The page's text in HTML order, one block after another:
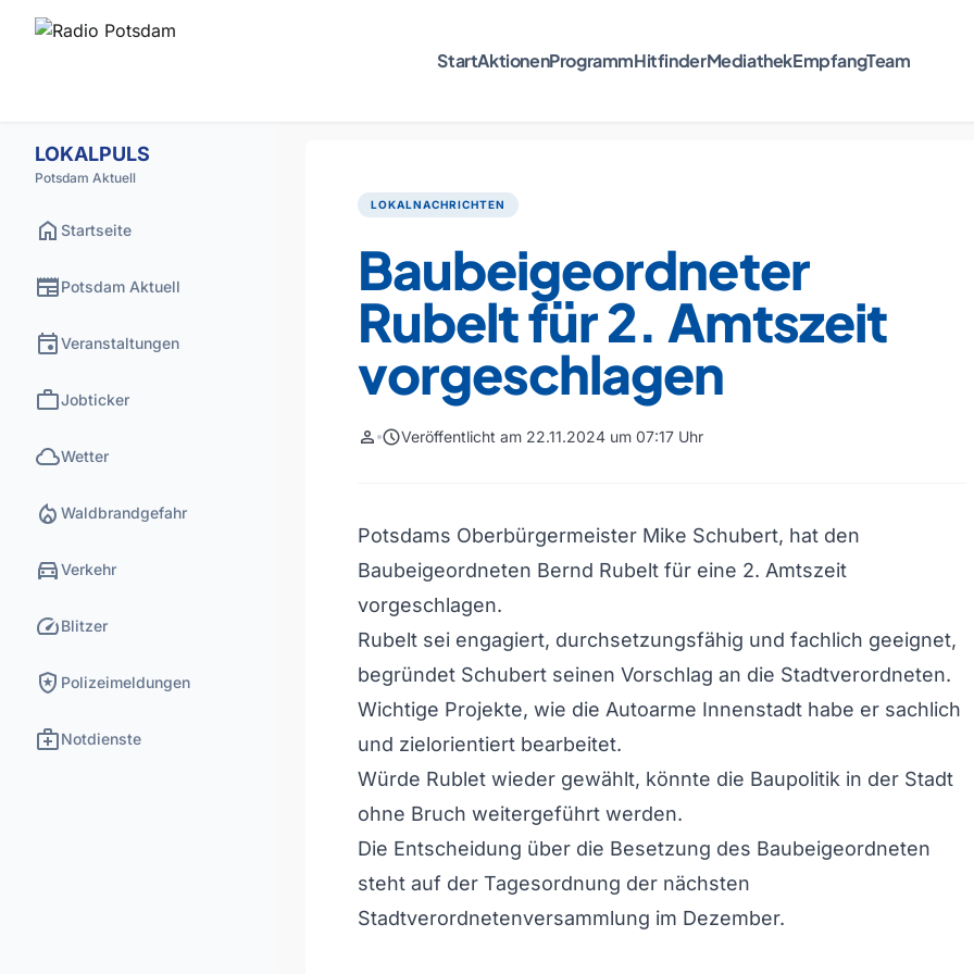
StartAktionenProgrammHitfinderMediathekEmpfangTeam
LOKALPULS
Potsdam Aktuell
home Startseite
newspaperPotsdam Aktuell
eventVeranstaltungen
workJobticker
cloudWetter
local_fire_department Waldbrandgefahr
directions_carVerkehr
speedBlitzer
local_police Polizeimeldungen
medical_servicesNotdienste
LOKALNACHRICHTEN
Baubeigeordneter
Rubelt für 2. Amtszeit
vorgeschlagen
person scheduleVeröffentlicht am 22.11.2024 um 07:17 Uhr
Potsdams Oberbürgermeister Mike Schubert, hat den
Baubeigeordneten Bernd Rubelt für eine 2. Amtszeit
vorgeschlagen.
Rubelt sei engagiert, durchsetzungsfähig und fachlich geeignet,
begründet Schubert seinen Vorschlag an die Stadtverordneten.
Wichtige Projekte, wie die Autoarme Innenstadt habe er sachlich
und zielorientiert bearbeitet.
Würde Rublet wieder gewählt, könnte die Baupolitik in der Stadt
ohne Bruch weitergeführt werden.
Die Entscheidung über die Besetzung des Baubeigeordneten
steht auf der Tagesordnung der nächsten
Stadtverordnetenversammlung im Dezember.